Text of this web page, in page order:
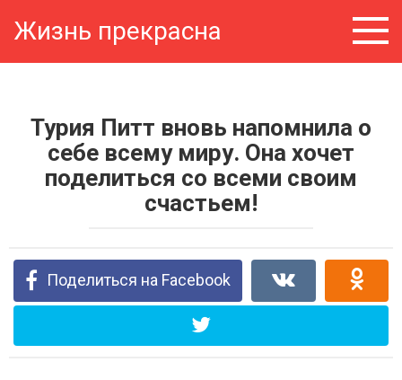
Жизнь прекрасна
Турия Питт вновь напомнила о
себе всему миру. Она хочет
поделиться со всеми своим
счастьем!
Поделиться на Facebook